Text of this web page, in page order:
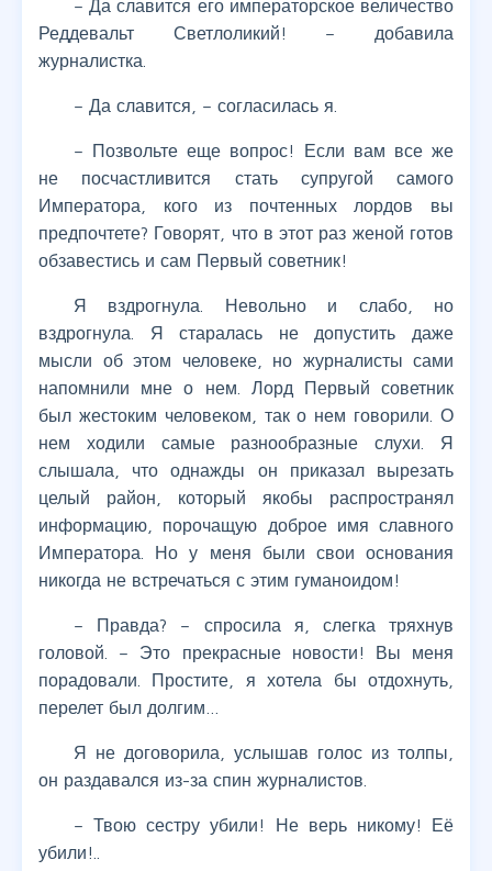
– Да славится его императорское величество
Реддевальт Светлоликий! – добавила
журналистка.
– Да славится, – согласилась я.
– Позвольте еще вопрос! Если вам все же
не посчастливится стать супругой самого
Императора, кого из почтенных лордов вы
предпочтете? Говорят, что в этот раз женой готов
обзавестись и сам Первый советник!
Я вздрогнула. Невольно и слабо, но
вздрогнула. Я старалась не допустить даже
мысли об этом человеке, но журналисты сами
напомнили мне о нем. Лорд Первый советник
был жестоким человеком, так о нем говорили. О
нем ходили самые разнообразные слухи. Я
слышала, что однажды он приказал вырезать
целый район, который якобы распространял
информацию, порочащую доброе имя славного
Императора. Но у меня были свои основания
никогда не встречаться с этим гуманоидом!
– Правда? – спросила я, слегка тряхнув
головой. – Это прекрасные новости! Вы меня
порадовали. Простите, я хотела бы отдохнуть,
перелет был долгим…
Я не договорила, услышав голос из толпы,
он раздавался из-за спин журналистов.
– Твою сестру убили! Не верь никому! Её
убили!..